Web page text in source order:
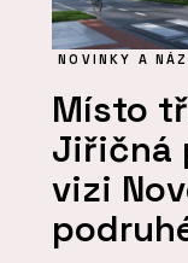
NOVINKY A
Místo
Jiřičná
vizi